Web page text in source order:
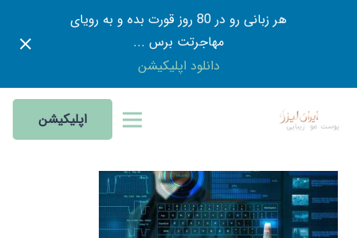
هر زبانی رو در 80 روز قورت بده و به رویای
مهاجرتت برس ...
دانلود اپلیکیشن
اپلیکیشن